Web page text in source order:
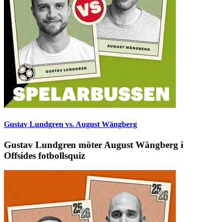
Gustav Lundgren vs. August Wängberg
Gustav Lundgren möter August Wängberg i
Offsides fotbollsquiz